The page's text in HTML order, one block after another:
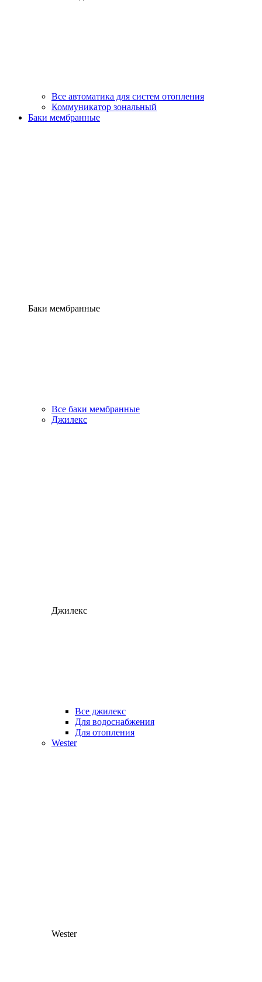
Все автоматика для систем отопления
Коммуникатор зональный
Баки мембранные
Баки мембранные
Все баки мембранные
Джилекс
Джилекс
Все джилекс
Для водоснабжения
Для отопления
Wester
Wester